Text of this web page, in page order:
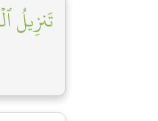
تَنزِيلُ